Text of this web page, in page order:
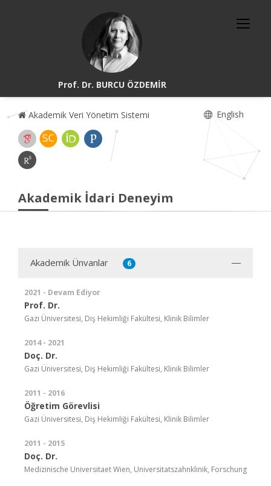
Prof. Dr. BURCU ÖZDEMİR
Akademik Veri Yönetim Sistemi English
Akademik İdari Deneyim
Akademik Ünvanlar 6
2021 - Devam Ediyor
Prof. Dr.
Gazi Üniversitesi, Diş Hekimliği Fakültesi, Klinik Bilimler
2014 - 2021
Doç. Dr.
Gazi Üniversitesi, Diş Hekimliği Fakültesi, Klinik Bilimler
2011 - 2016
Öğretim Görevlisi
Gazi Üniversitesi, Diş Hekimliği Fakültesi, Klinik Bilimler
2011 - 2015
Doç. Dr.
Medizinische Universitaet Wien, Universitatszahnklinik, Forschung